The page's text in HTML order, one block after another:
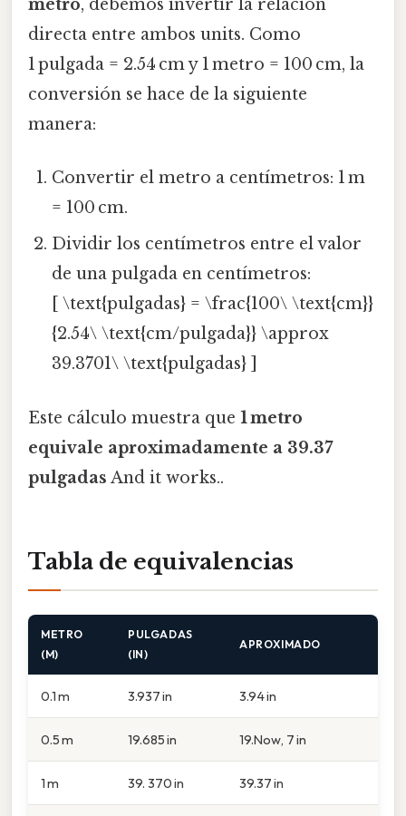
metro, debemos invertir la relación
directa entre ambos units. Como
1 pulgada = 2.54 cm y 1 metro = 100 cm, la
conversión se hace de la siguiente
manera:
Convertir el metro a centímetros: 1 m
= 100 cm.
Dividir los centímetros entre el valor
de una pulgada en centímetros:
[ \text{pulgadas} = \frac{100\ \text{cm}}
{2.54\ \text{cm/pulgada}} \approx
39.3701\ \text{pulgadas} ]
Este cálculo muestra que 1 metro
equivale aproximadamente a 39.37
pulgadas And it works..
Tabla de equivalencias
METRO
(M)
PULGADAS
(IN)
APROXIMADO
0.1 m 3.937 in 3.94 in
0.5 m 19.685 in 19.Now, 7 in
1 m 39. 370 in 39.37 in